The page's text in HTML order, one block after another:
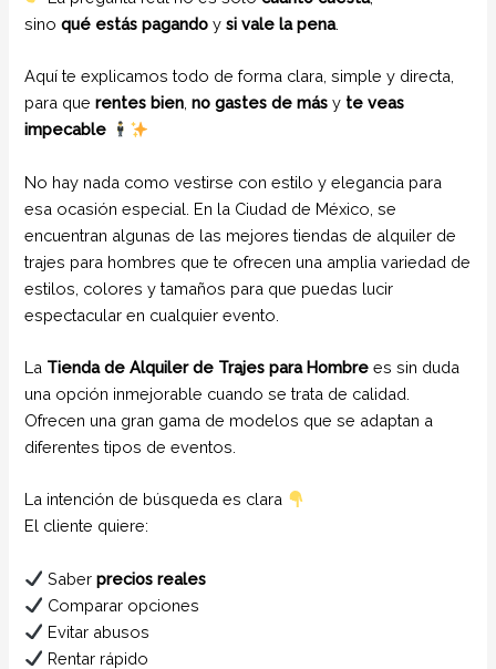
sinoqué estás pagando ysi vale la pena.
Aquí te explicamos todo de forma clara, simple y directa,
para querentes bien ,no gastes de más y te veas
impecable
No hay nada como vestirse con estilo y elegancia para
esa ocasión especial. En la Ciudad de México, se
encuentran algunas de las mejores tiendas de alquiler de
trajes para hombres que te ofrecen una amplia variedad de
estilos, colores y tamaños para que puedas lucir
espectacular en cualquier evento.
La Tienda de Alquiler de Trajes para Hombre es sin duda
una opción inmejorable cuando se trata de calidad.
Ofrecen una gran gama de modelos que se adaptan a
diferentes tipos de eventos.
La intención de búsqueda es clara
El cliente quiere:
Saberprecios reales
Comparar opciones
Evitar abusos
Rentar rápido